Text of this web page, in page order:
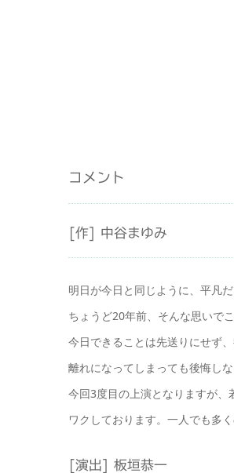
コメント
[作] 中谷まゆみ
明日が今日と同じように、平凡
ちょうど20年前、そんな思いで
今日できることは先送りにせず
離れになってしまっても後悔し
今回3度目の上演となりますが
ワクしております。一人でも多
[演出] 板垣恭一